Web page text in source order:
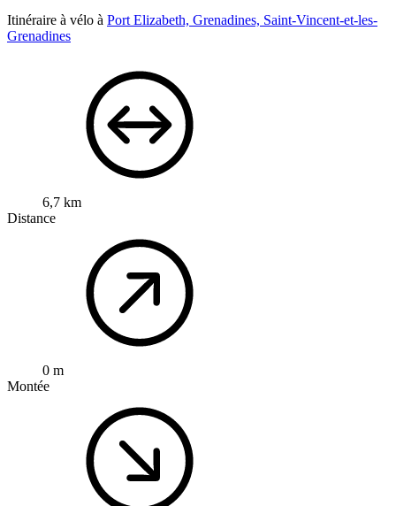
Itinéraire à vélo à Port Elizabeth, Grenadines, Saint-Vincent-et-les-
Grenadines
6,7 km
Distance
0 m
Montée